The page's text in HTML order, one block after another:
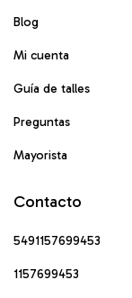
Blog
Mi cuenta
Guía de talles
Preguntas
Mayorista
Contacto
5491157699453
1157699453